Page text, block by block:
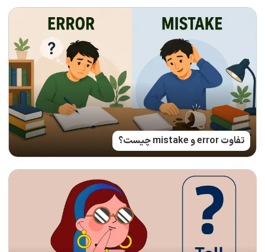
تفاوت error و mistake چیست؟